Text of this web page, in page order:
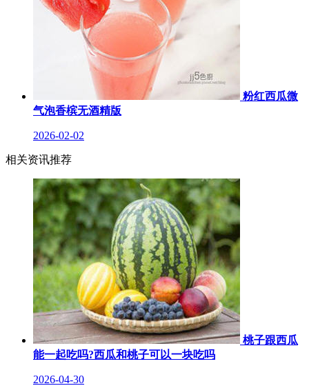
粉红西瓜微
气泡香槟无酒精版
2026-02-02
相关资讯推荐
桃子跟西瓜
能一起吃吗?西瓜和桃子可以一块吃吗
2026-04-30